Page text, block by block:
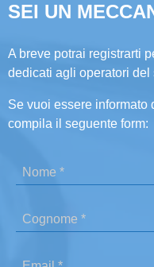
SEI UN
A breve potrai registrarti
dedicati agli operatori del
Se vuoi essere informato
compila il seguente form: